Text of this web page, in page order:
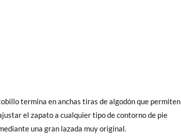
termina en anchas tiras de algodón que permiten
el zapato a cualquier tipo de contorno de pie
una gran lazada muy original.
Color también son GRATIS y puedes realizarlos
de tu casa!
de que prefieras acelerar el envío, puedes por muy